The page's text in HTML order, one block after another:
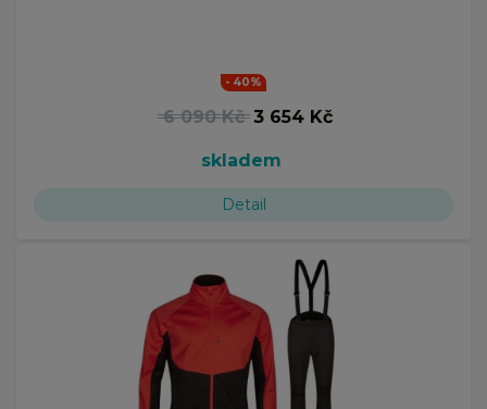
- 40%
6 090 Kč 3 654 Kč
skladem
Detail